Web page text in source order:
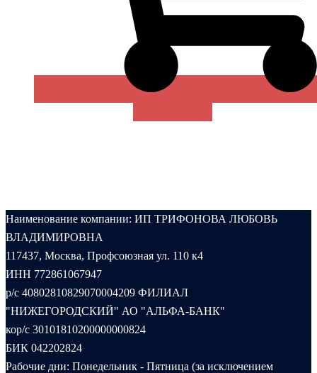
Наименование компании: ИП ТРИФОНОВА ЛЮБОВЬ
ВЛАДИМИРОВНА
117437, Москва, Профсоюзная ул. 110 к4
ИНН 772861067947
р/с 40802810829070004209 ФИЛИАЛ
"НИЖЕГОРОДСКИЙ" АО "АЛЬФА-БАНК"
кор/с 30101810200000000824
БИК 042202824
Рабочие дни: Понедельник - Пятница (за исключением